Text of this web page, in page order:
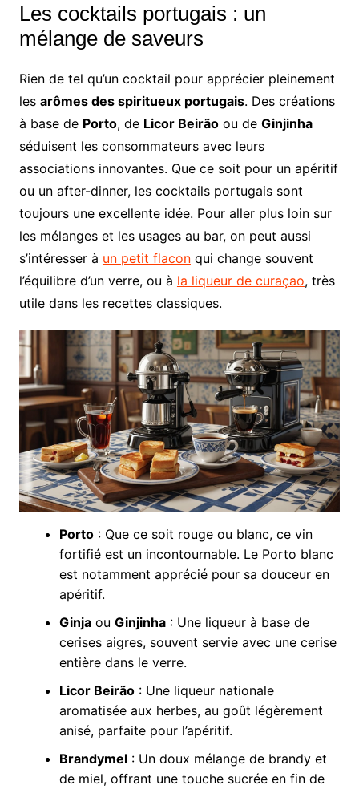
Les cocktails portugais : un
mélange de saveurs
Rien de tel qu’un cocktail pour apprécier pleinement
les arômes des spiritueux portugais. Des créations
à base de Porto, de Licor Beirãoou de Ginjinha
séduisent les consommateurs avec leurs
associations innovantes. Que ce soit pour un apéritif
ou un after-dinner, les cocktails portugais sont
toujours une excellente idée. Pour aller plus loin sur
les mélanges et les usages au bar, on peut aussi
s’intéresser à un petit flaconqui change souvent
l’équilibre d’un verre, ou à la liqueur de curaçao, très
utile dans les recettes classiques.
Porto: Que ce soit rouge ou blanc, ce vin
fortifié est un incontournable. Le Porto blanc
est notamment apprécié pour sa douceur en
apéritif.
Ginjaou Ginjinha: Une liqueur à base de
cerises aigres, souvent servie avec une cerise
entière dans le verre.
Licor Beirão: Une liqueur nationale
aromatisée aux herbes, au goût légèrement
anisé, parfaite pour l’apéritif.
Brandymel: Un doux mélange de brandy et
de miel, offrant une touche sucrée en fin de